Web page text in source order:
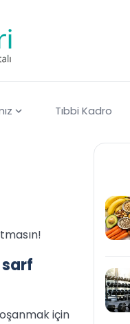
Tıbbi Kadro
için